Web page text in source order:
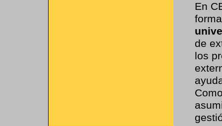
En
de
los